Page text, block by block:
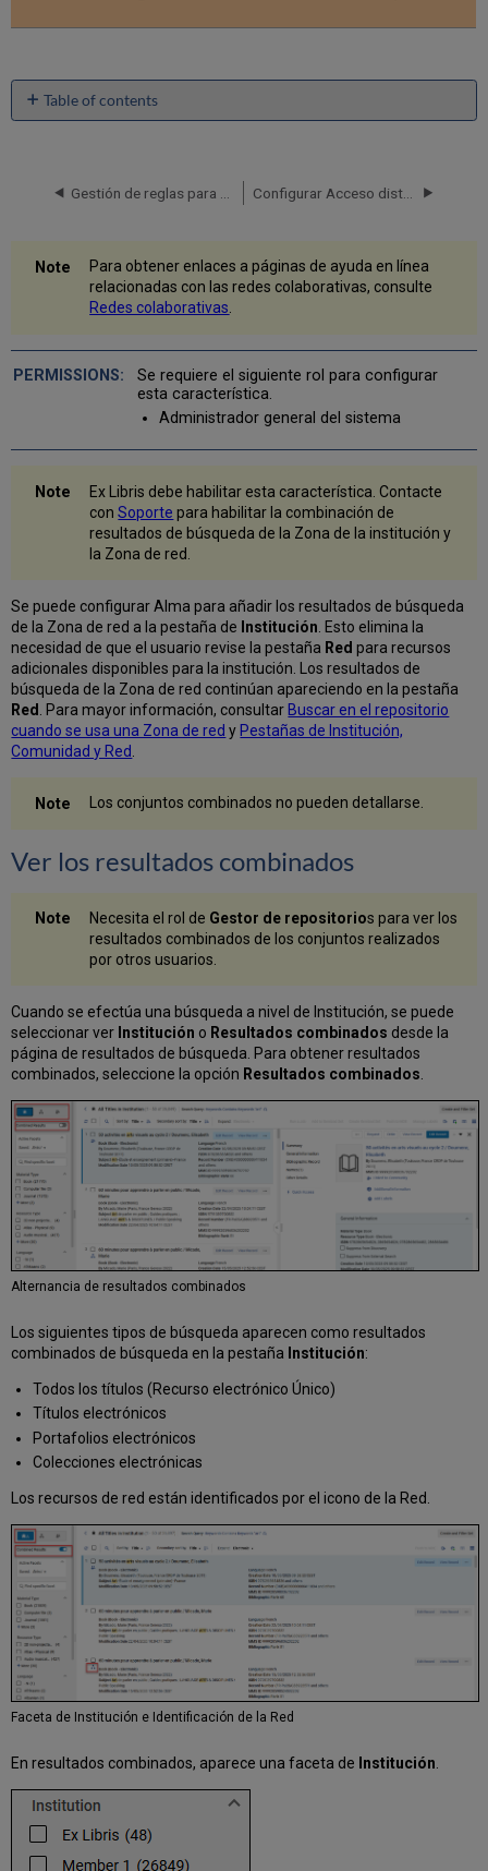
Table of contents
combinados
consorcios
del
CDI
que
contienen
búsqueda
Para obtener enlaces a páginas de ayuda en línea
relacionadas con las redes colaborativas, consulte
Redes colaborativas.
Se requiere el siguiente rol para configurar
esta característica.
Administrador general del sistema
Ex Libris debe habilitar esta característica. Contacte
conSoporte para habilitar la combinación de
resultados de búsqueda de la Zona de la institución y
la Zona de red.
Se puede configurar Alma para añadir los resultados de búsqueda
de la Zona de red a la pestaña de Institución . Esto elimina la
necesidad de que el usuario revise la pestaña Red para recursos
adicionales disponibles para la institución. Los resultados de
búsqueda de la Zona de red continúan apareciendo en la pestaña
Red
. Para mayor información, consultar Buscar en el repositorio
cuando se usa una Zona de red y Pestañas de Institución,
Comunidad y Red
Los conjuntos combinados no pueden detallarse.
Ver los resultados combinados
Necesita el rol de Gestor de repositorios para ver los
resultados combinados de los conjuntos realizados
por otros usuarios.
Cuando se efectúa una búsqueda a nivel de Institución, se puede
seleccionar ver Institución o Resultados combinados desde la
página de resultados de búsqueda. Para obtener resultados
combinados, seleccione la opción Resultados combinados
Alternancia de resultados combinados
Los siguientes tipos de búsqueda aparecen como resultados
combinados de búsqueda en la pestaña Institución:
Todos los títulos (Recurso electrónico Único)
Títulos electrónicos
Portafolios electrónicos
Colecciones electrónicas
Los recursos de red están identificados por el icono de la Red.
Faceta de Institución e Identificación de la Red
En resultados combinados, aparece una faceta de Institución